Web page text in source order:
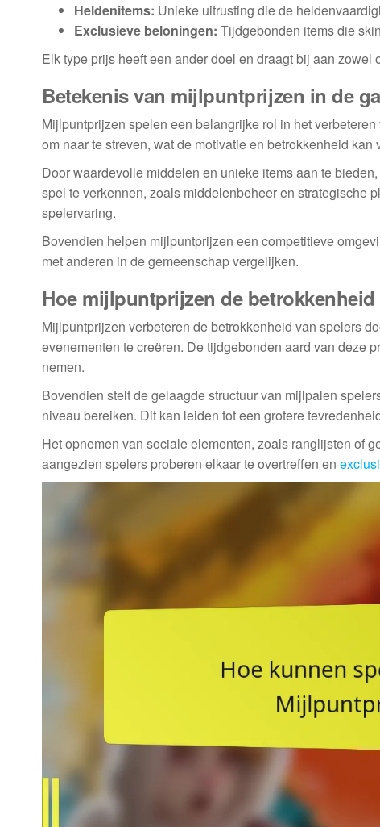
Heldenitems: Unieke uitrusting die de
Exclusieve beloningen: Tijdgebonden items die
Elk type prijs heeft een ander doel en draagt bij aan
Betekenis van mijlpuntprijzen in de
Mijlpuntprijzen spelen een belangrijke rol in het
om naar te streven, wat de motivatie en betrokkenheid kan
Door waardevolle middelen en unieke items aan te
spel te verkennen, zoals middelenbeheer en strategische
spelervaring.
Bovendien helpen mijlpuntprijzen een competitieve
met anderen in de gemeenschap vergelijken.
Hoe mijlpuntprijzen de
Mijlpuntprijzen verbeteren de betrokkenheid van spelers
evenementen te creëren. De tijdgebonden aard van deze
nemen.
Bovendien stelt de gelaagde structuur van mijlpalen
niveau bereiken. Dit kan leiden tot een grotere
Het opnemen van sociale elementen, zoals ranglijsten of
aangezien spelers proberen elkaar te overtreffen en